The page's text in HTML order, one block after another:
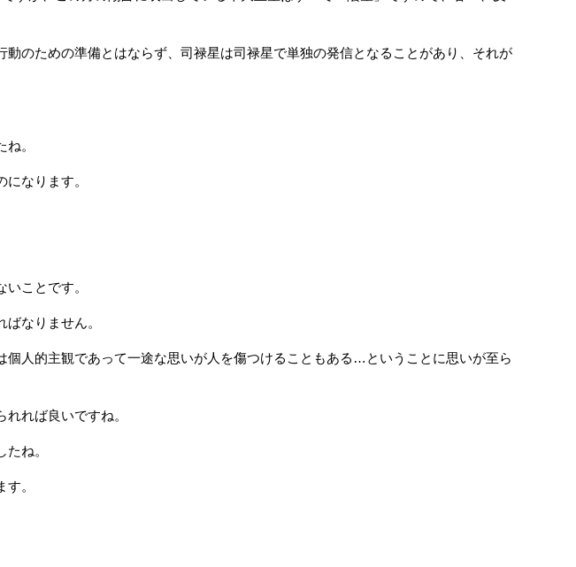
のための準備とはならず、司禄星は司禄星で単独の発信となることがあり、それが
。
なります。
ことです。
なりません。
個人的主観であって一途な思いが人を傷つけることもある…ということに思いが至ら
れば良いですね。
ね。
。